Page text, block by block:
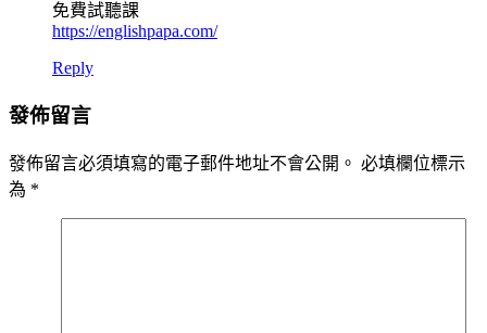
免費試聽課
https://englishpapa.com/
Reply
發佈留言
發佈留言必須填寫的電子郵件地址不會公開。 必填欄位標示
為 *